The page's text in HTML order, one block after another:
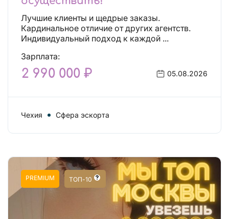
Лучшие клиенты и щедрые заказы.
Кардинальное отличие от других агентств.
Индивидуальный подход к каждой ...
Зарплата:
2 990 000 ₽ 05.08.2026
Чехия Сфера эскорта
PREMIUM ТОП-10